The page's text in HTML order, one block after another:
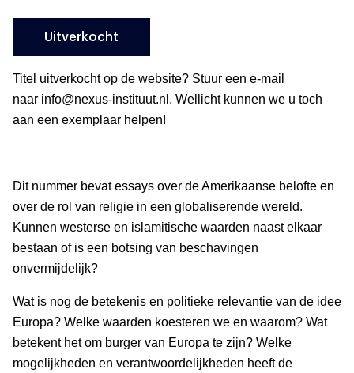
Uitverkocht
Titel uitverkocht op de website? Stuur een e-mail
naar info@nexus-instituut.nl. Wellicht kunnen we u toch
aan een exemplaar helpen!
Dit nummer bevat essays over de Amerikaanse belofte en
over de rol van religie in een globaliserende wereld.
Kunnen westerse en islamitische waarden naast elkaar
bestaan of is een botsing van beschavingen
onvermijdelijk?
Wat is nog de betekenis en politieke relevantie van de idee
Europa? Welke waarden koesteren we en waarom? Wat
betekent het om burger van Europa te zijn? Welke
mogelijkheden en verantwoordelijk­heden heeft de